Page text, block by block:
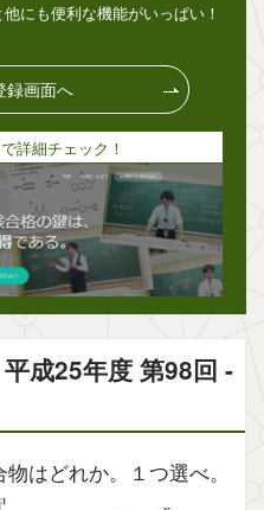
成25年度 第98回 -
はどれか。１つ選べ。
にも便利な機能がいっぱい！
録画面へ
詳細チェック！